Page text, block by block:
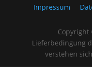
Impressum
Copyright
Lieferbedingung
verstehen